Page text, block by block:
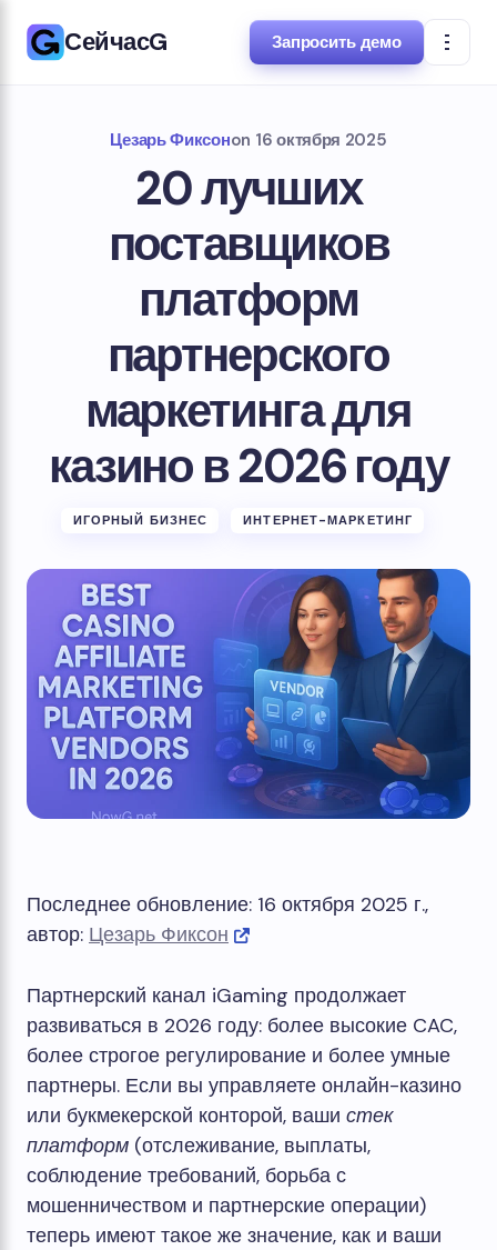
СейчасG Запросить демо
Цезарь Фиксонon 16 октября 2025
20 лучших
поставщиков
платформ
партнерского
маркетинга для
казино в 2026 году
ИГОРНЫЙ БИЗНЕС ИНТЕРНЕТ-МАРКЕТИНГ
Последнее обновление: 16 октября 2025 г.,
автор: Цезарь Фиксон
Партнерский канал iGaming продолжает
развиваться в 2026 году: более высокие CAC,
более строгое регулирование и более умные
партнеры. Если вы управляете онлайн-казино
или букмекерской конторой, ваши стек
платформ (отслеживание, выплаты,
соблюдение требований, борьба с
мошенничеством и партнерские операции)
теперь имеют такое же значение, как и ваши